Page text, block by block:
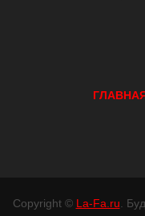
Copyright © La-Fa.ru .